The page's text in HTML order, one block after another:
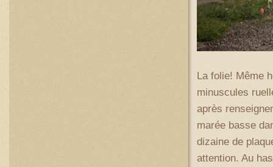
La folie! Même
minuscules
après
marée basse
dizaine de
attention. Au